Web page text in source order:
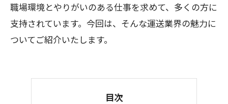
職場環境とやりがいのある仕事を求めて、多くの方に
支持されています。今回は、そんな運送業界の魅力に
ついてご紹介いたします。
目次